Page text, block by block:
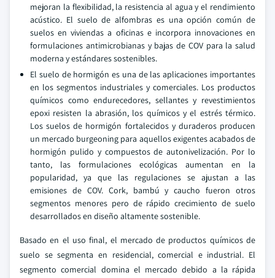
mejoran la flexibilidad, la resistencia al agua y el rendimiento
acústico. El suelo de alfombras es una opción común de
suelos en viviendas a oficinas e incorpora innovaciones en
formulaciones antimicrobianas y bajas de COV para la salud
moderna y estándares sostenibles.
El suelo de hormigón es una de las aplicaciones importantes
en los segmentos industriales y comerciales. Los productos
químicos como endurecedores, sellantes y revestimientos
epoxi resisten la abrasión, los químicos y el estrés térmico.
Los suelos de hormigón fortalecidos y duraderos producen
un mercado burgeoning para aquellos exigentes acabados de
hormigón pulido y compuestos de autonivelización. Por lo
tanto, las formulaciones ecológicas aumentan en la
popularidad, ya que las regulaciones se ajustan a las
emisiones de COV. Cork, bambú y caucho fueron otros
segmentos menores pero de rápido crecimiento de suelo
desarrollados en diseño altamente sostenible.
Basado en el uso final, el mercado de productos químicos de
suelo se segmenta en residencial, comercial e industrial. El
segmento comercial domina el mercado debido a la rápida